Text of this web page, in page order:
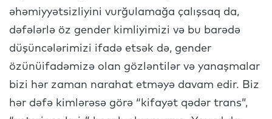
əhəmiyyətsizliyini vurğulamağa çalışsaq da,
dəfələrlə öz gender kimliyimizi və bu barədə
düşüncələrimizi ifadə etsək də, gender
özünüifadəmizə olan gözləntilər və yanaşmalar
bizi hər zaman narahat etməyə davam edir. Biz
hər dəfə kimlərəsə görə “kifayət qədər trans”,